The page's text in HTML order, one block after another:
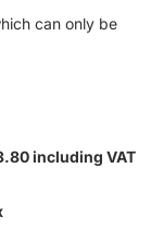
can only be
including VAT